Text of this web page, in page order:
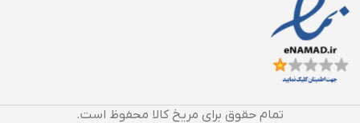
تمام حقوق برای مریخ کالا محفوظ است.